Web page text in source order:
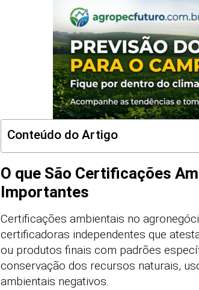
Conteúdo do Artigo
O que São Certificações
Importantes
Certificações ambientais no
certificadoras independentes que
ou produtos finais com padrões
conservação dos recursos naturais,
ambientais negativos.